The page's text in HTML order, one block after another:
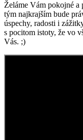
Želáme Vám pokojné a
tým najkrajším bude
úspechy, radosti i
s pocitom istoty, že vo
Vás. ;)